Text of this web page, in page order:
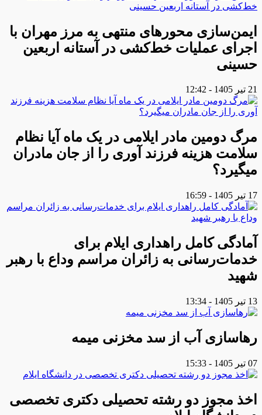
ایمن‌سازی محورهای منتهی به مرز مهران با
اجرای عملیات خط‌کشی در آستانه اربعین
حسینی
21 تیر 1405 - 12:42
مرگ دومین مادر ایلامی در یک ماه آیا نظام
سلامت هزینه فرزند آوری را از جان مادران
میگیرد؟
17 تیر 1405 - 16:59
آمادگی کامل راهداری ایلام برای
خدمات‌رسانی به زائران مراسم وداع با رهبر
شهید
13 تیر 1405 - 13:34
رهاسازی آب از سد مخزنی میمه
07 تیر 1405 - 15:33
اخذ مجوز دو رشته تحصیلی دکتری تخصصی